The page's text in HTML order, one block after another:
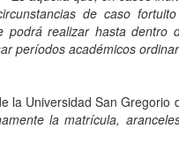
de caso
podrá realizar hasta
períodos académicos
la Universidad San Gregorio
la matrícula,